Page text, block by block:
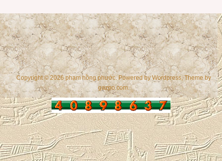
Copyright © 2026 phạm hồng phước. Powered byWordpress, Theme by
gazpo.com.